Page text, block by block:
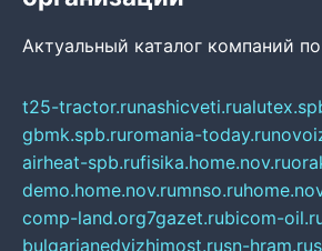
Актуальный каталог компаний
t25-tractor.runashicveti.ru
gbmk.spb.ruromania-today.ru
airheat-spb.rufisika.home.nov.ru
demo.home.nov.rumnso.ru
comp-land.org7gazet.rubicom-
bulgarianedvizhimost.rusn-hram.ru